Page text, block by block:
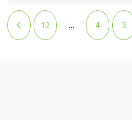
3
4
…
12